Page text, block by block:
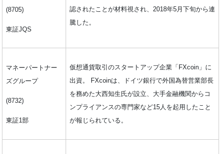
(8705)
東証JQS
認されたことが材料視され、2018年5月下旬から連
騰した。
マネーパートナー
ズグループ
(8732)
東証1部
仮想通貨取引のスタートアップ企業「FXcoin」に
出資。 FXcoinは、ドイツ銀行で外国為替営業部長
を務めた大西知生氏が設立、大手金融機関からコ
ンプライアンスの専門家など15人を起用したこと
が報じられている。